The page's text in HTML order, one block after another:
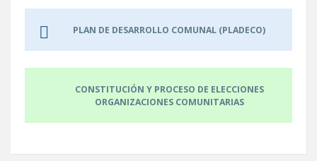
PLAN DE DESARROLLO COMUNAL (PLADECO)
CONSTITUCIÓN Y PROCESO DE ELECCIONES
ORGANIZACIONES COMUNITARIAS